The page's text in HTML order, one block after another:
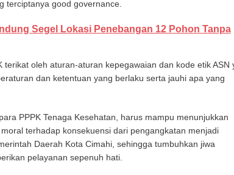
terciptanya good governance.
Segel Lokasi Penebangan 12 Pohon Tanpa
terikat oleh aturan-aturan kepegawaian dan kode etik ASN
dan ketentuan yang berlaku serta jauhi apa yang
PPPK Tenaga Kesehatan, harus mampu menunjukkan
terhadap konsekuensi dari pengangkatan menjadi
Daerah Kota Cimahi, sehingga tumbuhkan jiwa
pelayanan sepenuh hati.